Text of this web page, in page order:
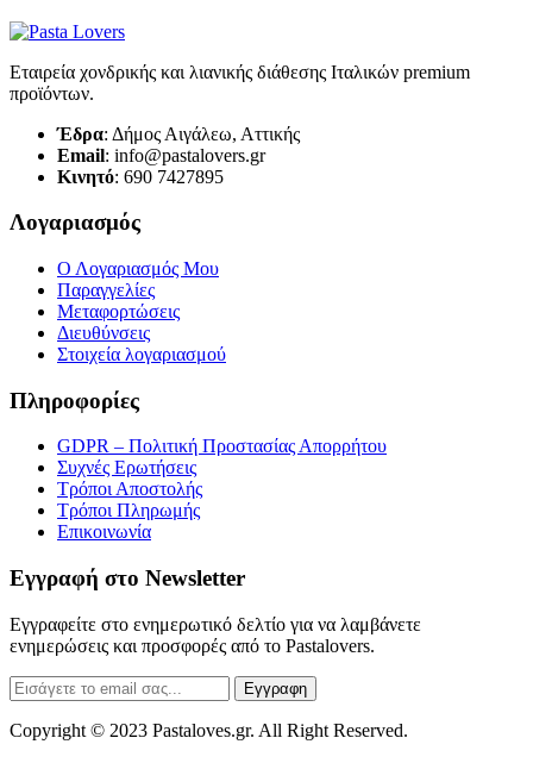
Εταιρεία χονδρικής και λιανικής διάθεσης Ιταλικών premium
προϊόντων.
Έδρα: Δήμος Αιγάλεω, Αττικής
Email: info@pastalovers.gr
Κινητό: 690 7427895
Λογαριασμός
Ο Λογαριασμός Μου
Παραγγελίες
Μεταφορτώσεις
Διευθύνσεις
Στοιχεία λογαριασμού
Πληροφορίες
GDPR – Πολιτική Προστασίας Απορρήτου
Συχνές Eρωτήσεις
Τρόποι Αποστολής
Τρόποι Πληρωμής
Επικοινωνία
Εγγραφή στο Newsletter
Εγγραφείτε στο ενημερωτικό δελτίο για να λαμβάνετε
ενημερώσεις και προσφορές από το Pastalovers.
Εγγραφη
Copyright © 2023 Pastaloves.gr. All Right Reserved.